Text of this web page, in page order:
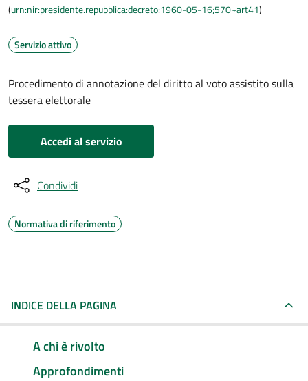
(urn:nir:presidente.repubblica:decreto:1960-05-16;570~art41)
Servizio attivo
Procedimento di annotazione del diritto al voto assistito sulla
tessera elettorale
Accedi al servizio
Condividi
Normativa di riferimento
INDICE DELLA PAGINA
A chi è rivolto
Approfondimenti